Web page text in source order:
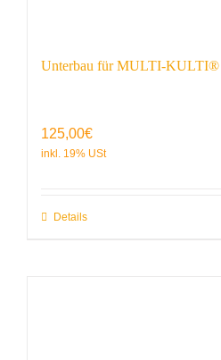
Unterbau für MULTI-KULTI®
125,00€
Details